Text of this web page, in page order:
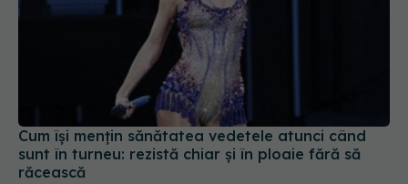
Cum își mențin sănătatea vedetele atunci când
sunt în turneu: rezistă chiar și în ploaie fără să
răcească